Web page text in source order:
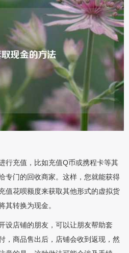
行充值，比如充值Q币或携程卡等其
专门的回收商家。这样，您就能获得
值花呗额度来获取其他形式的虚拟货
其转换为现金。
设店铺的朋友，可以让朋友帮助套
，商品售出后，店铺会收到返现，然